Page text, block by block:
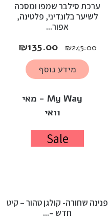
My Way - מאי
וואי
ערכת סילבר שמפו ומסכה
לשיער בלונדיני, פלטינה,
אפור...
₪245.00
₪135.00
מידע נוסף
Sale
פנינה שחורה- קולגן טהור – קיט
חדש –...